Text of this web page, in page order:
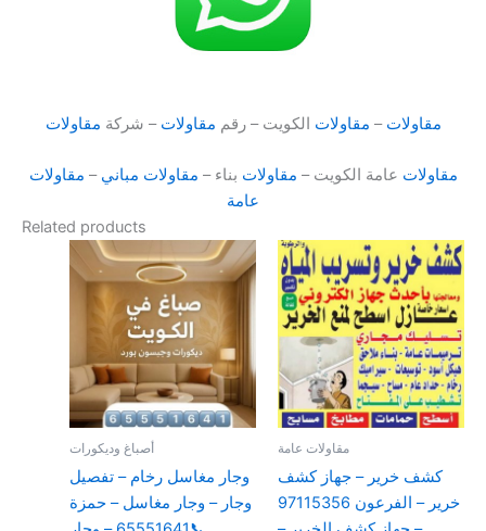
مقاولات – مقاولات الكويت – رقم مقاولات – شركة مقاولات
مقاولات عامة الكويت – مقاولات بناء – مقاولات مباني – مقاولات
عامة
Related products
أصباغ وديكورات
وجار مغاسل رخام – تفصيل
وجار – وجار مغاسل – حمزة
مقاولات عامة
كشف خرير – جهاز كشف
خرير – الفرعون 97115356